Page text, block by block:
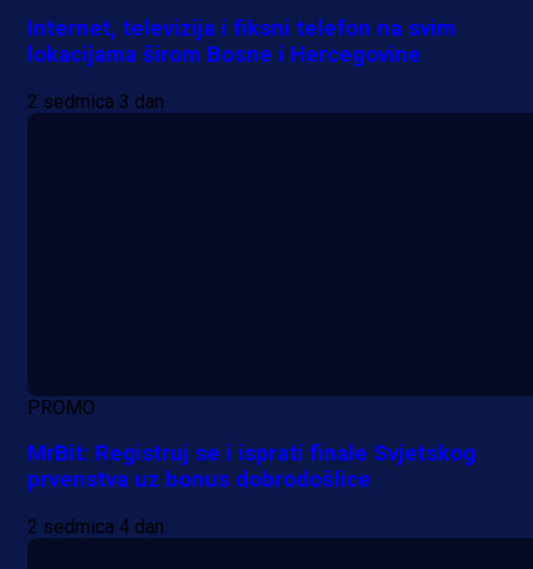
Internet, televizija i fiksni telefon na svim
lokacijama širom Bosne i Hercegovine
2 sedmica 3 dan
PROMO
MrBit: Registruj se i isprati finale Svjetskog
prvenstva uz bonus dobrodošlice
2 sedmica 4 dan